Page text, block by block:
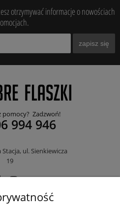
otrzymywać informacje o nowościach
zapisz się
pomocy? Zadzwoń!
994 946
ul. Sienkiewicza
19